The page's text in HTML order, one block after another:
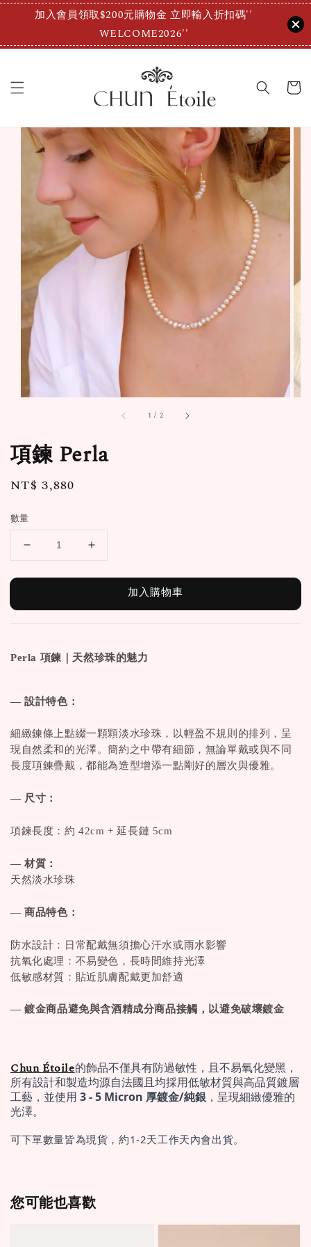
加入會員領取$200元購物金 立即輸入折扣碼''
WELCOME2026''
1 / 2
項鍊 Perla
Regular
NT$ 3,880
數量
加入購物車
Perla 項鍊｜天然珍珠的魅力
— 設計特色：
細緻鍊條上點綴一顆顆淡水珍珠，以輕盈不規則的排列，呈
現自然柔和的光澤。簡約之中帶有細節，無論單戴或與不同
長度項鍊疊戴，都能為造型增添一點剛好的層次與優雅。
— 尺寸：
項鍊長度：約 42cm + 延長鏈 5cm
— 材質：
天然淡水珍珠
—商品特色：
防水設計：日常配戴無須擔心汗水或雨水影響
抗氧化處理：不易變色，長時間維持光澤
低敏感材質：貼近肌膚配戴更加舒適
— 鍍金商品避免與含酒精成分商品接觸，以避免破壞鍍金
Chun Étoile的飾品不僅具有防過敏性，且不易氧化變黑，
所有設計和製造均源自法國且均採用低敏材質與高品質鍍層
工藝，並使用 3 - 5 Micron 厚鍍金/純銀 ，呈現細緻優雅的
光澤。
可下單數量皆為現貨，約1-2天工作天內會出貨。
您可能也喜歡